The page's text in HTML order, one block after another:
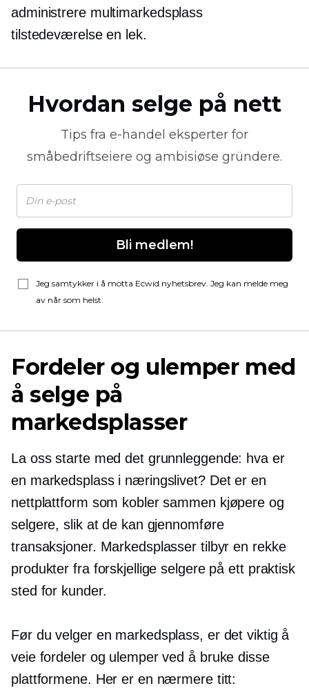
administrere multimarkedsplass
tilstedeværelse en lek.
Hvordan selge på nett
Tips fra e-handel eksperter for
småbedriftseiere og ambisiøse gründere.
Bli medlem!
Jeg samtykker i å motta Ecwid nyhetsbrev. Jeg kan melde meg
av når som helst.
Fordeler og ulemper med
å selge på
markedsplasser
La oss starte med det grunnleggende: hva er
en markedsplass i næringslivet? Det er en
nettplattform som kobler sammen kjøpere og
selgere, slik at de kan gjennomføre
transaksjoner. Markedsplasser tilbyr en rekke
produkter fra forskjellige selgere på ett praktisk
sted for kunder.
Før du velger en markedsplass, er det viktig å
veie fordeler og ulemper ved å bruke disse
plattformene. Her er en nærmere titt: